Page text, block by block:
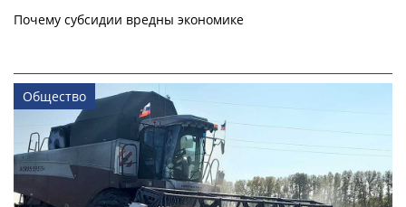
Почему субсидии вредны экономике
Общество